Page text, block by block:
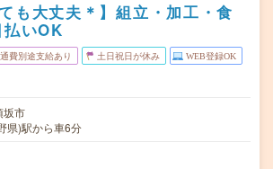
も大丈夫＊】組立・加工・食
いOK
費別途支給あり 土日祝日が休み WEB登録OK
坂市
県)駅から車6分